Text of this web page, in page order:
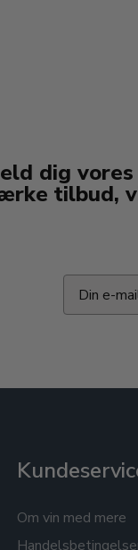
dig
tilbud,
Om vin med mere